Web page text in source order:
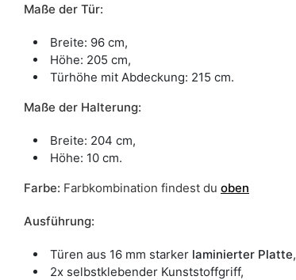
Maße der Tür:
Breite: 96 cm,
Höhe: 205 cm,
Türhöhe mit Abdeckung: 215 cm.
Maße der Halterung:
Breite: 204 cm,
Höhe: 10 cm.
Farbe: Farbkombination findest du oben
Ausführung:
Türen aus 16 mm starker laminierter Platte,
2x selbstklebender Kunststoffgriff,